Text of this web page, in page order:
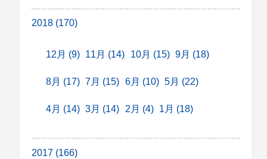
2018 (170)
12月 (9) 11月 (14) 10月 (15) 9月 (18)
8月 (17) 7月 (15) 6月 (10) 5月 (22)
4月 (14) 3月 (14) 2月 (4) 1月 (18)
2017 (166)